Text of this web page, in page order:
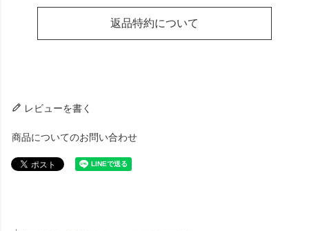
返品特約について
レビューを書く
商品についてのお問い合わせ